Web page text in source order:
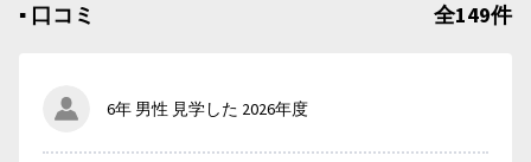
▪︎ 口コミ 全149件
6年 男性 見学した 2026年度